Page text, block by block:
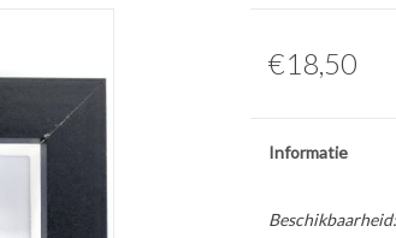
€18,50
Informatie
Beschikbaarheid: